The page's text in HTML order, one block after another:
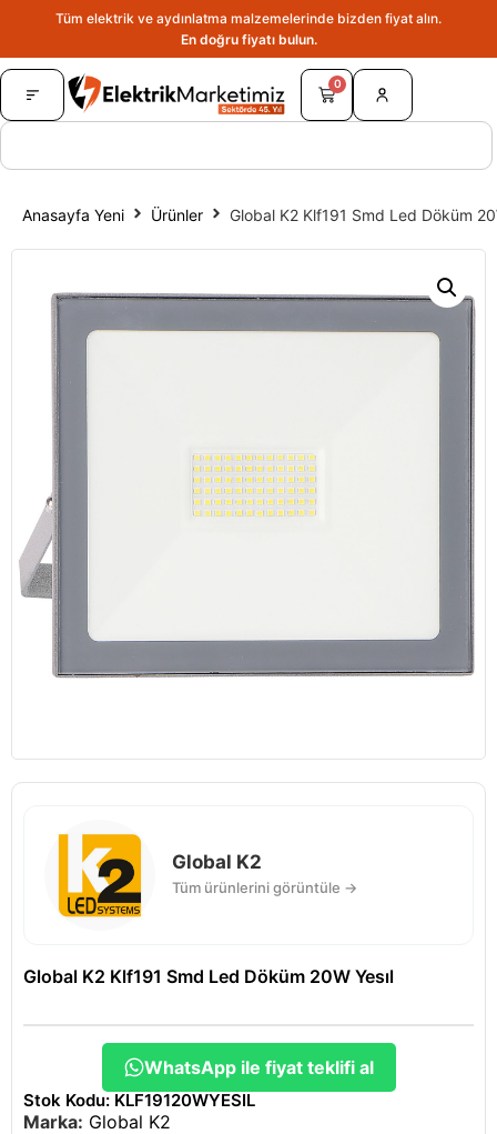
Tüm elektrik ve aydınlatma malzemelerinde bizden fiyat alın.
En doğru fiyatı bulun.
0
Anasayfa Yeni Ürünler Global K2 Klf191 Smd Led Döküm
Global K2
Tüm ürünlerini görüntüle →
Global K2 Klf191 Smd Led Döküm 20W Yesıl
WhatsApp ile fiyat teklifi al
Stok Kodu: KLF19120WYESIL
Marka: Global K2